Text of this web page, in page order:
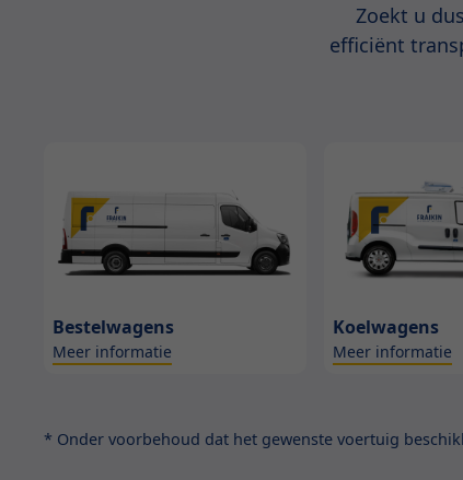
Zoekt u
efficiënt
Bestelwagens
Meer informatie
Koelwagens
Meer informatie
* Onder voorbehoud dat het gewenste voertuig